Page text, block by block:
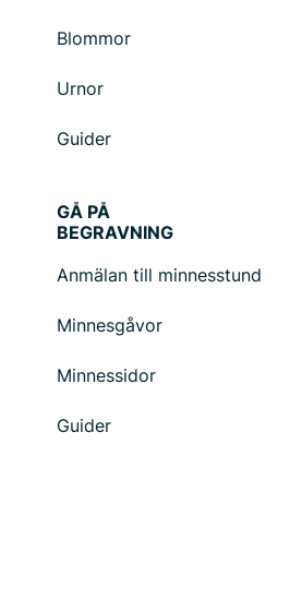
Blommor
Urnor
Guider
GÅ PÅ
BEGRAVNING
Anmälan till minnesstund
Minnesgåvor
Minnessidor
Guider